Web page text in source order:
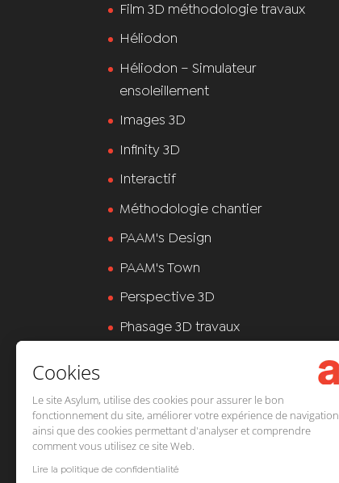
Cookies
Le site Asylum, utilise des cookies pour assurer le bon
fonctionnement du site, améliorer votre expérience de navigation
ainsi que des cookies permettant d'analyser et comprendre
comment vous utilisez ce site Web.
Lire la politique de confidentialité
Film 3D méthodologie travaux
Héliodon
Héliodon – Simulateur
ensoleillement
Images 3D
Infinity 3D
Interactif
Méthodologie chantier
PAAM's Design
PAAM's Town
Perspective 3D
Phasage 3D travaux
Simulation comparative
Studio 3D
Uncategorized